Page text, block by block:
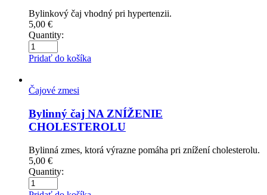
Bylinkový čaj vhodný pri hypertenzii.
5,00 €
Quantity:
Pridať do košíka
Čajové zmesi
Bylinný čaj NA ZNÍŽENIE
CHOLESTEROLU
Bylinná zmes, ktorá výrazne pomáha pri znížení cholesterolu.
5,00 €
Quantity: